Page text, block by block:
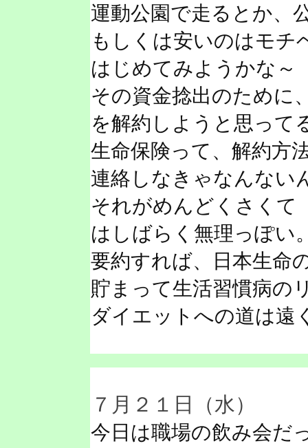
運動公園で走るとか、
もしくは安いのはモチ
はじめてみようかな
その資金捻出のために
を解約しようと思って
生命保険って、解約方
連絡しなきゃなんない
それがめんどくさく
はしばらく無理っぽい
要約すれば、日本生
貯まって生活習慣病の
ダイエットへの道は遠
７月２１日（水）
今日は職場の飲み会だ